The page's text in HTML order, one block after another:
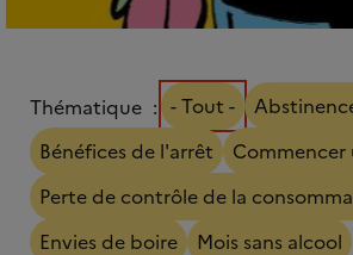
Thématique - Tout -
Bénéfices de l'arrêt
Perte de contrôle de la
Envies de boire
Mois sans alcool